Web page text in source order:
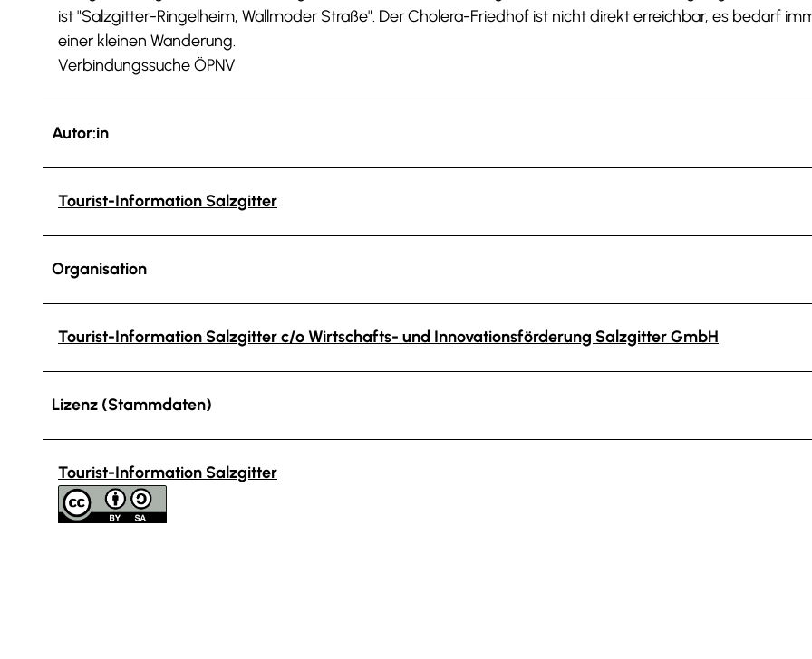
ist "Salzgitter-Ringelheim, Wallmoder Straße". Der Cholera-Friedhof ist nicht direkt erreichbar, es bedarf
einer kleinen Wanderung.
Verbindungssuche ÖPNV
Autor:in
Tourist-Information Salzgitter
Organisation
Tourist-Information Salzgitter c/o Wirtschafts- und Innovationsförderung Salzgitter GmbH
Lizenz (Stammdaten)
Tourist-Information Salzgitter